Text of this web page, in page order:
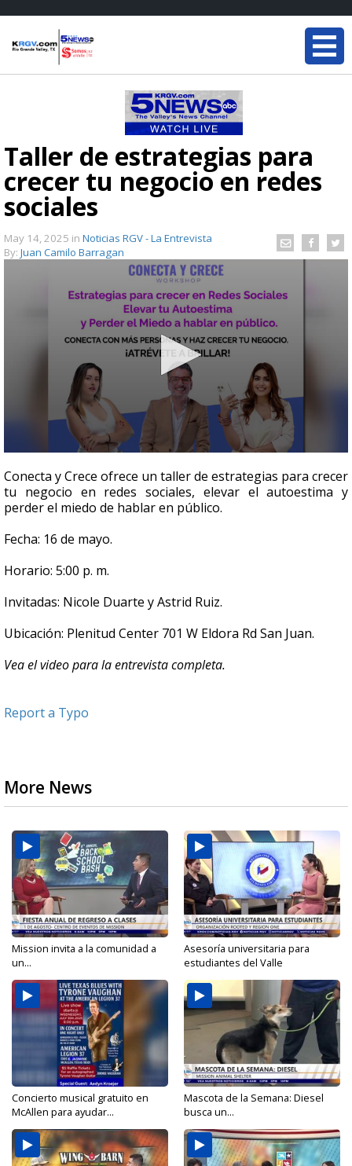
Taller de estrategias para
crecer tu negocio en redes
sociales
May 14, 2025 in Noticias RGV - La Entrevista
By: Juan Camilo Barragan
seconds
of
4
minutes,
seconds
Conecta y Crece ofrece un taller de estrategias para crecer
tu negocio en redes sociales, elevar el autoestima y
perder el miedo de hablar en público.
Fecha: 16 de mayo.
Horario: 5:00 p. m.
Invitadas: Nicole Duarte y Astrid Ruiz.
Ubicación: Plenitud Center 701 W Eldora Rd San Juan.
Vea el video para la entrevista completa.
Report a Typo
More News
Mission invita a la comunidad a
un...
Asesoría universitaria para
estudiantes del Valle
Concierto musical gratuito en
McAllen para ayudar...
Mascota de la Semana: Diesel
busca un...